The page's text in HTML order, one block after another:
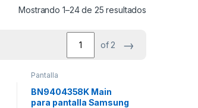
Mostrando 1–24 de 25 resultados
of 2 →
Pantalla
BN9404358K Main
para pantalla Samsung